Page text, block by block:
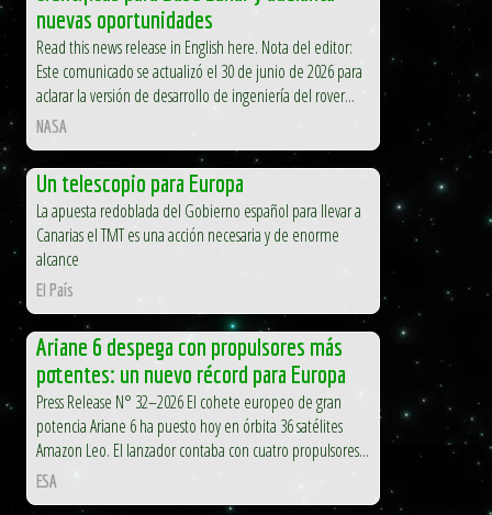
nuevas oportunidades
Read this news release in English here. Nota del editor:
Este comunicado se actualizó el 30 de junio de 2026 para
aclarar la versión de desarrollo de ingeniería del rover...
NASA
Un telescopio para Europa
La apuesta redoblada del Gobierno español para llevar a
Canarias el TMT es una acción necesaria y de enorme
alcance
El País
Ariane 6 despega con propulsores más
potentes: un nuevo récord para Europa
Press Release N° 32–2026 El cohete europeo de gran
potencia Ariane 6 ha puesto hoy en órbita 36 satélites
Amazon Leo. El lanzador contaba con cuatro propulsores...
ESA